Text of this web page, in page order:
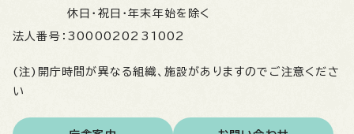
休日・祝日・年末年始を除く
法人番号： 3000020231002
(注)開庁時間が異なる組織、施設がありますのでご注意くださ
い